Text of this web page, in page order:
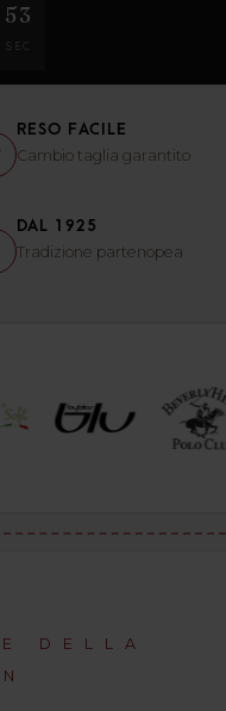
52
SEC
RESO FACILE
Cambio taglia garantito
DAL 1925
Tradizione partenopea
DELLA